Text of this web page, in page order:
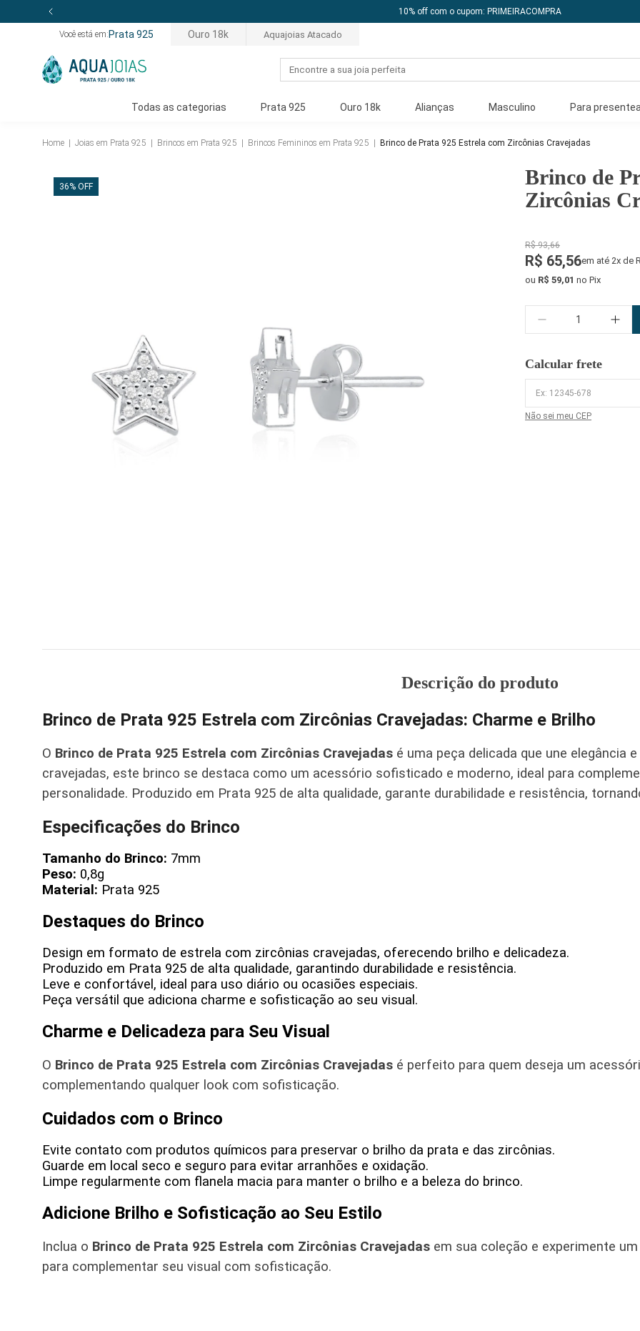
10% off com o cupom: PRIMEIRACOMPRA
Você está em: Prata 925 Ouro 18k Aquajoias Atacado
Todas as categorias Prata 925 Ouro 18k Alianças Masculino Para
Home | Joias em Prata 925 | Brincos em Prata 925 | Brincos Femininos em Prata 925 | Brinco de Prata 925 Estrela com Zircônias Cravejadas
36% OFF
Brinco de
Zircônias
R$ 93,66
R$ 65,56em até 2x de
ou R$ 59,01 no Pix
Quantidade
Calcular frete
Não sei meu CEP
Descrição do produto
Brinco de Prata 925 Estrela com Zircônias Cravejadas: Charme e Brilho
O Brinco de Prata 925 Estrela com Zircônias Cravejadas é uma peça delicada que une
cravejadas, este brinco se destaca como um acessório sofisticado e moderno, ideal para
personalidade. Produzido em Prata 925 de alta qualidade, garante durabilidade e resistência,
Especificações do Brinco
Tamanho do Brinco: 7mm
Peso: 0,8g
Material: Prata 925
Destaques do Brinco
Design em formato de estrela com zircônias cravejadas, oferecendo brilho e delicadeza.
Produzido em Prata 925 de alta qualidade, garantindo durabilidade e resistência.
Leve e confortável, ideal para uso diário ou ocasiões especiais.
Peça versátil que adiciona charme e sofisticação ao seu visual.
Charme e Delicadeza para Seu Visual
O Brinco de Prata 925 Estrela com Zircônias Cravejadas é perfeito para quem deseja um
complementando qualquer look com sofisticação.
Cuidados com o Brinco
Evite contato com produtos químicos para preservar o brilho da prata e das zircônias.
Guarde em local seco e seguro para evitar arranhões e oxidação.
Limpe regularmente com flanela macia para manter o brilho e a beleza do brinco.
Adicione Brilho e Sofisticação ao Seu Estilo
Inclua o Brinco de Prata 925 Estrela com Zircônias Cravejadas em sua coleção e experimente
para complementar seu visual com sofisticação.